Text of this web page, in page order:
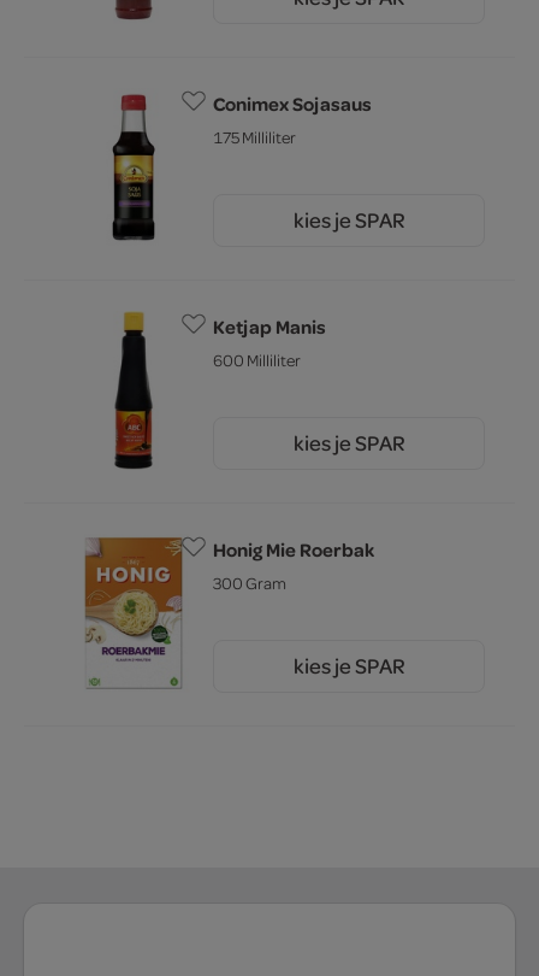
Conimex Sojasaus
175 Milliliter
kies je SPAR
Ketjap Manis
600 Milliliter
kies je SPAR
Honig Mie Roerbak
300 Gram
kies je SPAR